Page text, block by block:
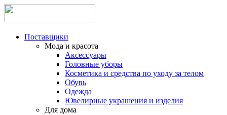
Поставщики
Мода и красота
Аксессуары
Головные уборы
Косметика и средства по уходу за телом
Обувь
Одежда
Ювелирные украшения и изделия
Для дома